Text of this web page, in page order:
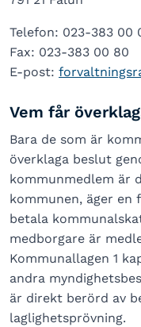
Telefon: 023-383 00
Fax: 023-383 00 80
E-post:
Vem får
Bara de som är
överklaga beslut
kommunmedlem är
kommunen, äger en
betala
medborgare är
Kommunallagen 1
andra
är direkt berörd av
laglighetsprövning.